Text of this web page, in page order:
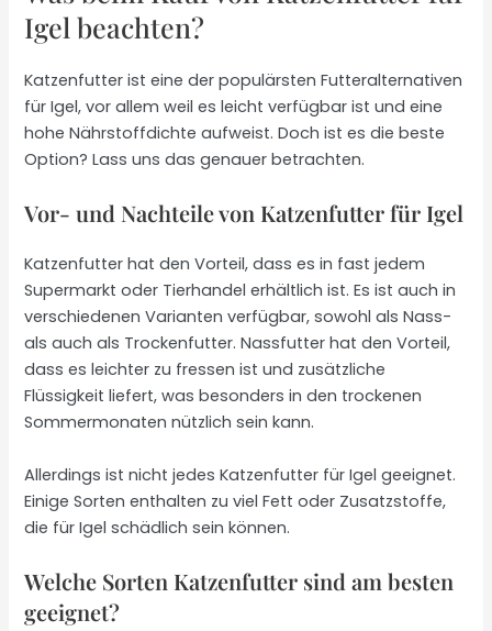
Igel beachten?
Katzenfutter ist eine der populärsten Futteralternativen
für Igel, vor allem weil es leicht verfügbar ist und eine
hohe Nährstoffdichte aufweist. Doch ist es die beste
Option? Lass uns das genauer betrachten.
Vor- und Nachteile von Katzenfutter für Igel
Katzenfutter hat den Vorteil, dass es in fast jedem
Supermarkt oder Tierhandel erhältlich ist. Es ist auch in
verschiedenen Varianten verfügbar, sowohl als Nass-
als auch als Trockenfutter. Nassfutter hat den Vorteil,
dass es leichter zu fressen ist und zusätzliche
Flüssigkeit liefert, was besonders in den trockenen
Sommermonaten nützlich sein kann.
Allerdings ist nicht jedes Katzenfutter für Igel geeignet.
Einige Sorten enthalten zu viel Fett oder Zusatzstoffe,
die für Igel schädlich sein können.
Welche Sorten Katzenfutter sind am besten
geeignet?